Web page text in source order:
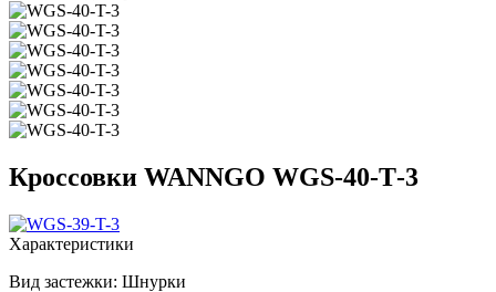
Кроссовки WANNGO WGS‑40‑T‑3
Характеристики
Вид застежки: Шнурки